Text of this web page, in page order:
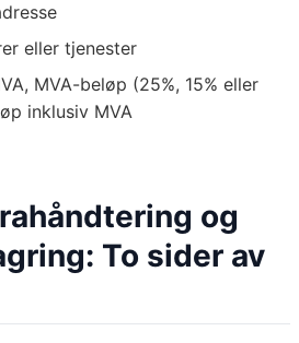
eller tjenester
MVA-beløp (25%, 15% eller
inklusiv MVA
og
To sider av